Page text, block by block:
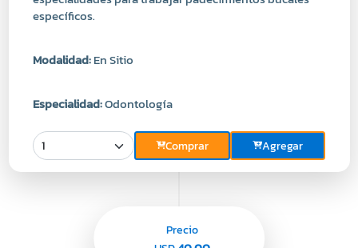
Modalidad:En Sitio
Especialidad:Odontología
Comprar
40.00